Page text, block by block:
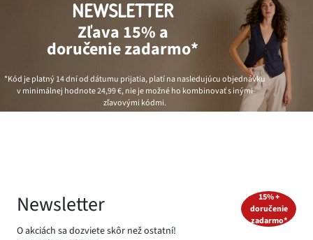
NEWSLETTER
Zľava 15% a
doručenie zadarmo*
*Kód je platný 14 dní od dátumu prijatia, platí na nasledujúcu objednávku
v minimálnej hodnote24,99 €, nie je možné ho kombinovať s inými
zľavovými kódmi.
Newsletter
O akciách sa dozviete skôr než ostatní!
15% +
doručenie
zadarmo*